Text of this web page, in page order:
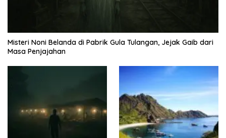
Misteri Noni Belanda di Pabrik Gula Tulangan, Jejak Gaib dari
Masa Penjajahan